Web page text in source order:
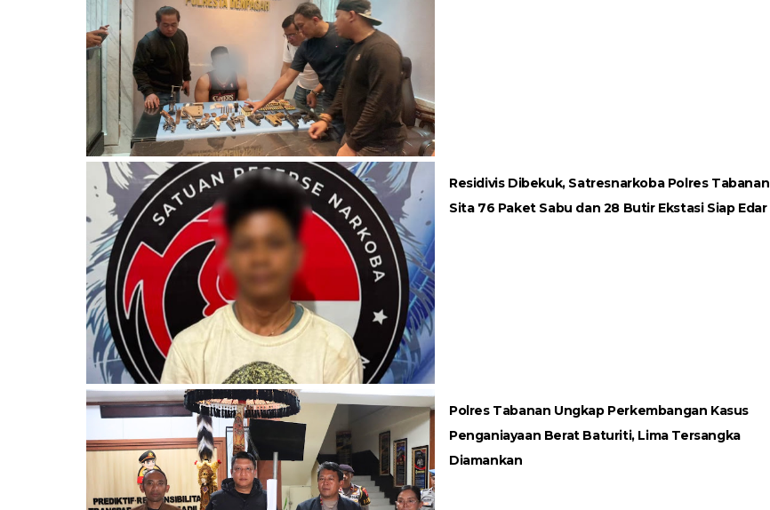
Residivis Dibekuk, Satresnarkoba Polres Tabanan
Sita 76 Paket Sabu dan 28 Butir Ekstasi Siap Edar
Polres Tabanan Ungkap Perkembangan Kasus
Penganiayaan Berat Baturiti, Lima Tersangka
Diamankan